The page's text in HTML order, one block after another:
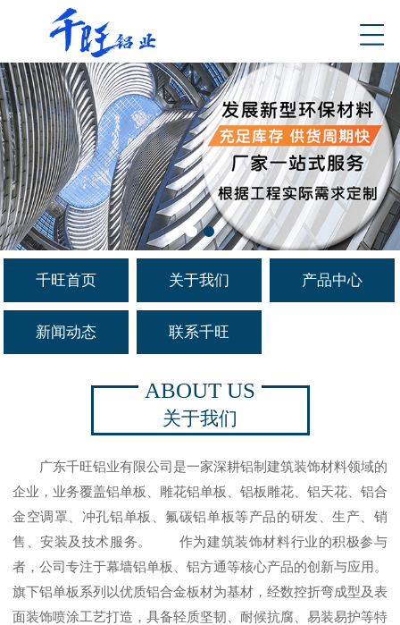
千旺首页 关于我们 产品中心
新闻动态 联系千旺
ABOUT US
关于我们
广东千旺铝业有限公司是一家深耕铝制建筑装饰材料领域的
企业，业务覆盖铝单板、雕花铝单板、铝板雕花、铝天花、铝合
金空调罩、冲孔铝单板、氟碳铝单板等产品的研发、生产、销
售、安装及技术服务。 作为建筑装饰材料行业的积极参与
者，公司专注于幕墙铝单板、铝方通等核心产品的创新与应用。
旗下铝单板系列以优质铝合金板材为基材，经数控折弯成型及表
面装饰喷涂工艺打造，具备轻质坚韧、耐候抗腐、易装易护等特